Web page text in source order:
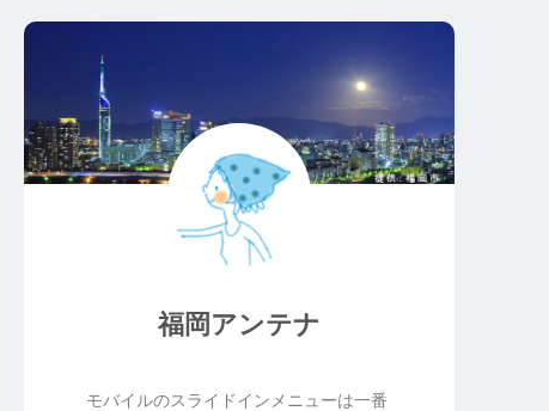
福岡アンテナ
モバイルのスライドインメニューは一番